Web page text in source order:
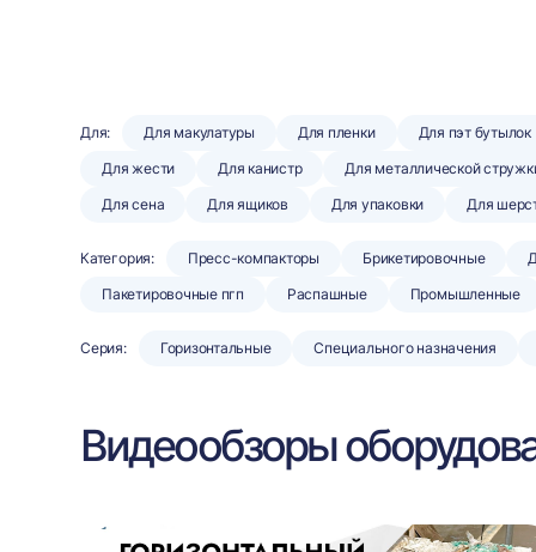
Для: Для макулатуры Для пленки Для пэт бутылок
Для жести
Для канистр Для металлической
Для сена
Для ящиков Для упаковки Для
Категория: Пресс-компакторы Брикетировочные
Пакетировочные пгп
Распашные Промышленные
Серия: Горизонтальные Специального назначения
Видеообзоры